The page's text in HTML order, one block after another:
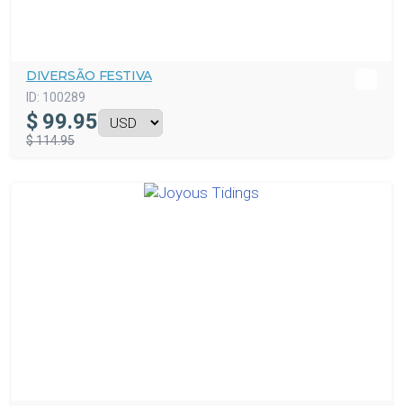
DIVERSÃO FESTIVA
ID: 100289
$ 99.95
$ 114.95